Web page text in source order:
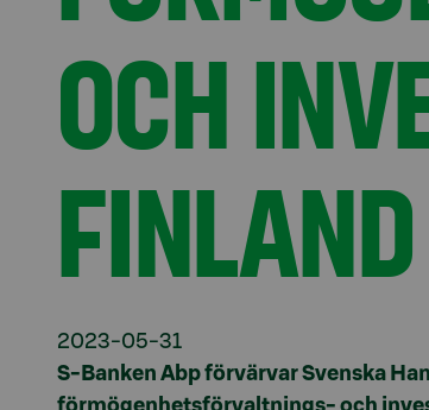
OCH
FINLAND
2023-05-31
S-Banken Abp förvärvar Svenska
förmögenhetsförvaltnings- och